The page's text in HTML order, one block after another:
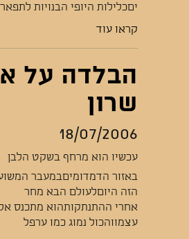
יםכלילות היופי הבנויות
קראו עוד
הבלדה על
שרון
18/07/2006
עכשיו הוא מרחף בשקט הלבן
באזור הדמדומיםבמעבר
הזה היוםלעולם הבא מחר
אחרי ההתנתקותהוא מתכנס
עצמווהכול נמוג כמו ערפל